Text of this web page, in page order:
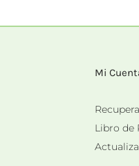
Mi
Libro de